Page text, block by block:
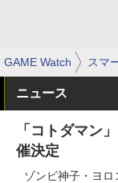
GAME Watch スマ
ニュース
「コトダマン
催決定
ゾンビ神子・ヨロ